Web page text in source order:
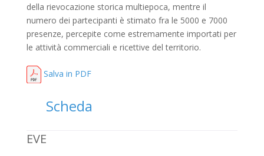
della rievocazione storica multiepoca, mentre il
numero dei partecipanti è stimato fra le 5000 e 7000
presenze, percepite come estremamente importati per
le attività commerciali e ricettive del territorio.
Salva in PDF
Scheda
EVE